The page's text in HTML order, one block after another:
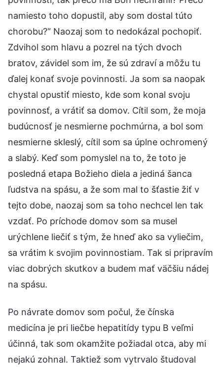
namiesto toho dopustil, aby som dostal túto
chorobu?“ Naozaj som to nedokázal pochopiť.
Zdvihol som hlavu a pozrel na tých dvoch
bratov, závidel som im, že sú zdraví a môžu tu
ďalej konať svoje povinnosti. Ja som sa naopak
chystal opustiť miesto, kde som konal svoju
povinnosť, a vrátiť sa domov. Cítil som, že moja
budúcnosť je nesmierne pochmúrna, a bol som
nesmierne skleslý, cítil som sa úplne ochromený
a slabý. Keď som pomyslel na to, že toto je
posledná etapa Božieho diela a jediná šanca
ľudstva na spásu, a že som mal to šťastie žiť v
tejto dobe, naozaj som sa toho nechcel len tak
vzdať. Po príchode domov som sa musel
urýchlene liečiť s tým, že hneď ako sa vyliečim,
sa vrátim k svojim povinnostiam. Tak si pripravím
viac dobrých skutkov a budem mať väčšiu nádej
na spásu.
Po návrate domov som počul, že čínska
medicína je pri liečbe hepatitídy typu B veľmi
účinná, tak som okamžite požiadal otca, aby mi
nejakú zohnal. Taktiež som vytrvalo študoval